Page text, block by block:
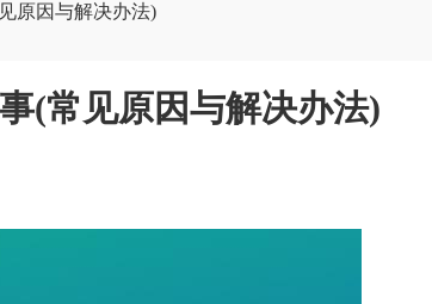
原因与解决办法)
(常见原因与解决办法)